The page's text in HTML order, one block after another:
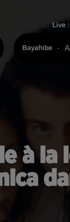
Live :
Bayahibe -
à la